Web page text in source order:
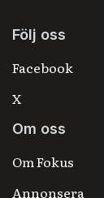
Följ oss
Facebook
X
Om oss
Om Fokus
Annonsera